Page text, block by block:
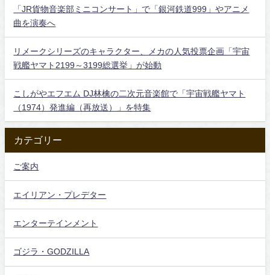
「JR貨物音楽部ミニコンサート」で「銀河鉄道999」やアニメ
曲を演奏へ
リメークシリーズのキャラクター、メカの人気投票企画「宇宙
戦艦ヤマト2199～3199総選挙」が始動
こしがやエフエム DJ林檎の二次元音楽館で「宇宙戦艦ヤマト
（1974）発進編（再放送）」を特集
カテゴリー
ご案内
エイリアン・プレデター
エンターテインメント
ゴジラ・GODZILLA